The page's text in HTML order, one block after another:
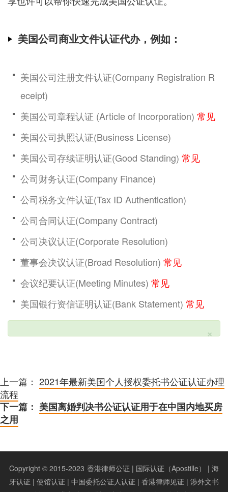
美国公司商业文件认证代办，例如：
美国公司注册文件认证(Company Registration R
eceipt)
美国公司章程认证 (Article of Incorporation) 常见
美国公司执照认证(Business License)
美国公司存续证明认证(Good Standing) 常见
公司财务认证(Company Finance)
公司税务文件认证(Tax ID Authentication)
公司合同认证(Company Contract)
公司决议认证(Corporate Resolution)
董事会决议认证(Broad Resolution) 常见
会议纪要认证(Meeting Minutes) 常见
美国银行资信证明认证(Bank Statement) 常见
×
上一篇： 2021年最新美国个人授权委托书公证认证办理
流程
下一篇： 美国离婚判决书公证认证用于在中国内地买房
之用
Copyright © 2015-2023 香港律师公证 | 国际认证（Apostille） | 海
牙认证 | 使馆认证 | 中国委托公证人认证 | 香港律师见证 | 涉外文书